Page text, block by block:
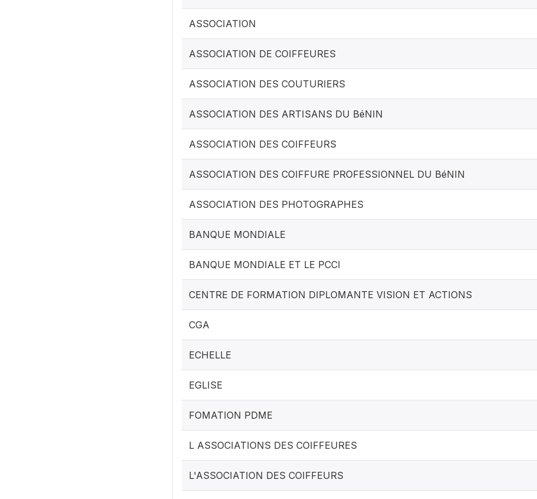
ASSOCIATION
ASSOCIATION DE COIFFEURES
ASSOCIATION DES COUTURIERS
ASSOCIATION DES ARTISANS DU BéNIN
ASSOCIATION DES COIFFEURS
ASSOCIATION DES COIFFURE PROFESSIONNEL DU BéNIN
ASSOCIATION DES PHOTOGRAPHES
BANQUE MONDIALE
BANQUE MONDIALE ET LE PCCI
CENTRE DE FORMATION DIPLOMANTE VISION ET ACTIONS
CGA
ECHELLE
EGLISE
FOMATION PDME
L ASSOCIATIONS DES COIFFEURES
L'ASSOCIATION DES COIFFEURS